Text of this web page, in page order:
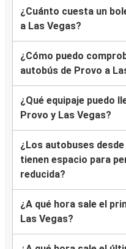
¿Cuánto cuesta un
a Las Vegas?
¿Cómo puedo
autobús de Provo a
¿Qué equipaje puedo
Provo y Las Vegas?
¿Los autobuses
tienen espacio para
reducida?
¿A qué hora sale el
Las Vegas?